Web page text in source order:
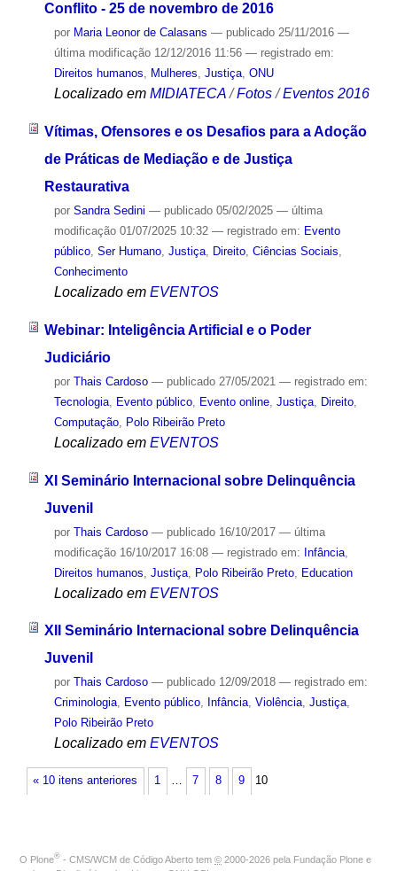
Conflito - 25 de novembro de 2016
por Maria Leonor de Calasans — publicado25/11/2016 —
última modificação12/12/2016 11:56 — registrado em:
Direitos humanos, Mulheres, Justiça, ONU
Localizado em MIDIATECA /Fotos /Eventos 2016
Vítimas, Ofensores e os Desafios para a Adoção
de Práticas de Mediação e de Justiça
Restaurativa
por Sandra Sedini — publicado05/02/2025 — última
modificação01/07/2025 10:32 — registrado em: Evento
público, Ser Humano, Justiça, Direito, Ciências Sociais,
Conhecimento
Localizado em EVENTOS
Webinar: Inteligência Artificial e o Poder
Judiciário
por Thais Cardoso — publicado27/05/2021 — registrado em:
Tecnologia, Evento público, Evento online, Justiça, Direito,
Computação, Polo Ribeirão Preto
Localizado em EVENTOS
XI Seminário Internacional sobre Delinquência
Juvenil
por Thais Cardoso — publicado16/10/2017 — última
modificação16/10/2017 16:08 — registrado em: Infância,
Direitos humanos Justiça, Polo Ribeirão Preto, Education
Localizado em EVENTOS
XII Seminário Internacional sobre Delinquência
Juvenil
por Thais Cardoso — publicado12/09/2018 — registrado em:
Criminologia, Evento público, Infância, Violência, Justiça,
Polo Ribeirão Preto
Localizado em EVENTOS
« 10 itens anteriores 1 … 7 8 9 10
O Plone® - CMS/WCM de Código Aberto tem © 2000-2026 pela Fundação Plone e